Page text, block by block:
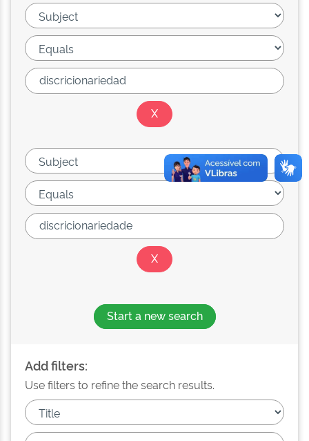
Start a new search
Add filters:
Use filters to refine the search results.